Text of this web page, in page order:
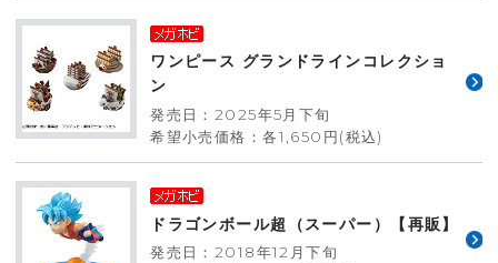
ワンピース グランドラインコレクショ
ン
発売日：2025年5月下旬
希望小売価格：各1,650円(税込)
ドラゴンボール超（スーパー）【再販】
発売日：2018年12月下旬